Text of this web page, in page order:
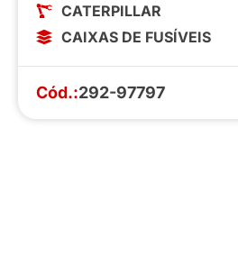
CATERPILLAR
CAIXAS DE FUSÍVEIS
Cód.:292-97797